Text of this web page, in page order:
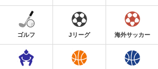
ゴルフ Jリーグ 海外サッカー